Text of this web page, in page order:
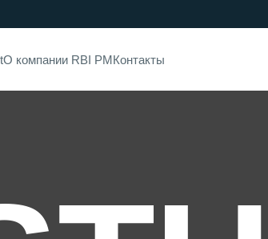
О компании RBI PMКонтакты